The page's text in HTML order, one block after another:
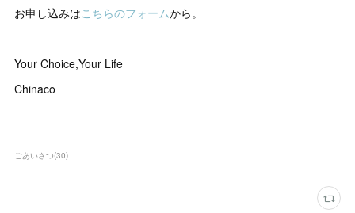
お申し込みはこちらのフォームから。
Your Choice,Your Life
Chinaco
ごあいさつ(30)